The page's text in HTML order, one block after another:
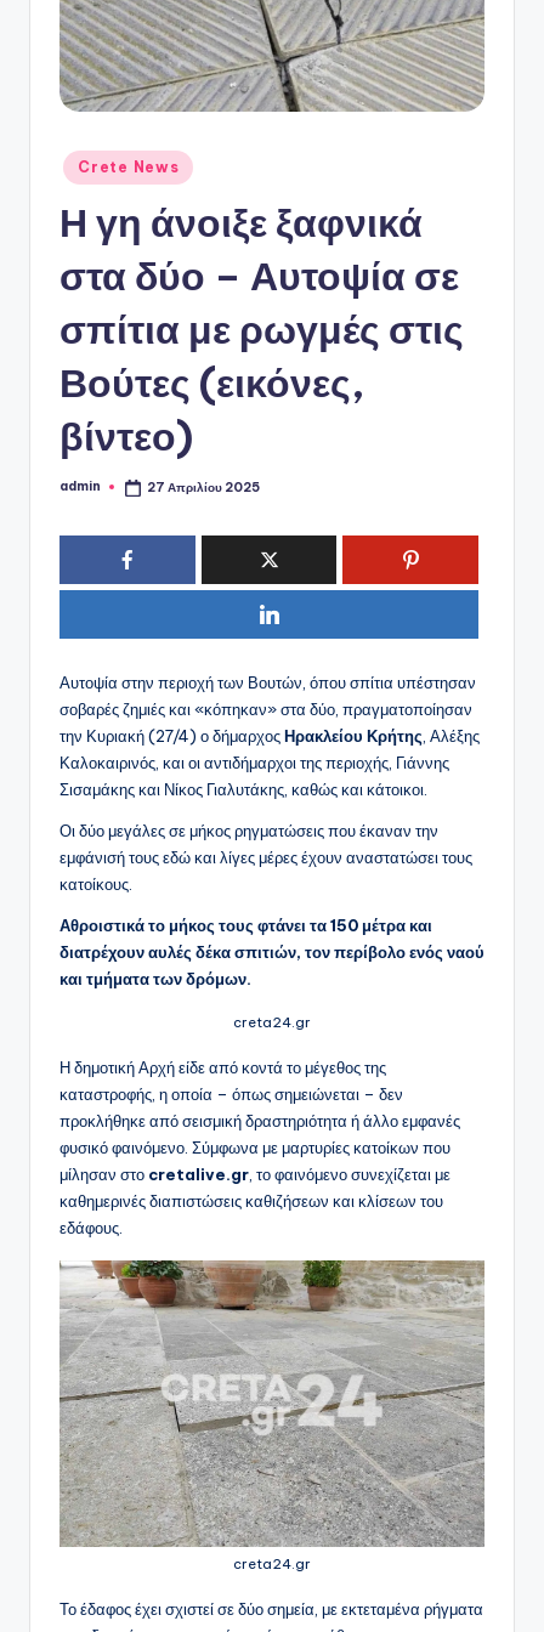
P
o
Αναρτήθηκε
σε
Crete News
Η γη άνοιξε ξαφνικά
στα δύο – Αυτοψία σε
σπίτια με ρωγμές στις
Βούτες (εικόνες,
βίντεο)
Συγγραφέας:
admin 27 Απριλίου 2025
Αυτοψία στην περιοχή των Βουτών, όπου σπίτια υπέστησαν
σοβαρές ζημιές και «κόπηκαν» στα δύο, πραγματοποίησαν
την Κυριακή (27/4) ο δήμαρχοςΗρακλείου Κρήτης , Αλέξης
Καλοκαιρινός, και οι αντιδήμαρχοι της περιοχής, Γιάννης
Σισαμάκης και Νίκος Γιαλυτάκης, καθώς και κάτοικοι.
Οι δύο μεγάλες σε μήκος ρηγματώσεις που έκαναν την
εμφάνισή τους εδώ και λίγες μέρες έχουν αναστατώσει τους
κατοίκους.
Αθροιστικά το μήκος τους φτάνει τα 150 μέτρα και
διατρέχουν αυλές δέκα σπιτιών, τον περίβολο ενός ναού
και τμήματα των δρόμων.
creta24.gr
Η δημοτική Αρχή είδε από κοντά το μέγεθος της
καταστροφής, η οποία – όπως σημειώνεται – δεν
προκλήθηκε από σεισμική δραστηριότητα ή άλλο εμφανές
φυσικό φαινόμενο. Σύμφωνα με μαρτυρίες κατοίκων που
μίλησαν στο cretalive.gr , το φαινόμενο συνεχίζεται με
καθημερινές διαπιστώσεις καθιζήσεων και κλίσεων του
εδάφους.
creta24.gr
Το έδαφος έχει σχιστεί σε δύο σημεία, με εκτεταμένα ρήγματα